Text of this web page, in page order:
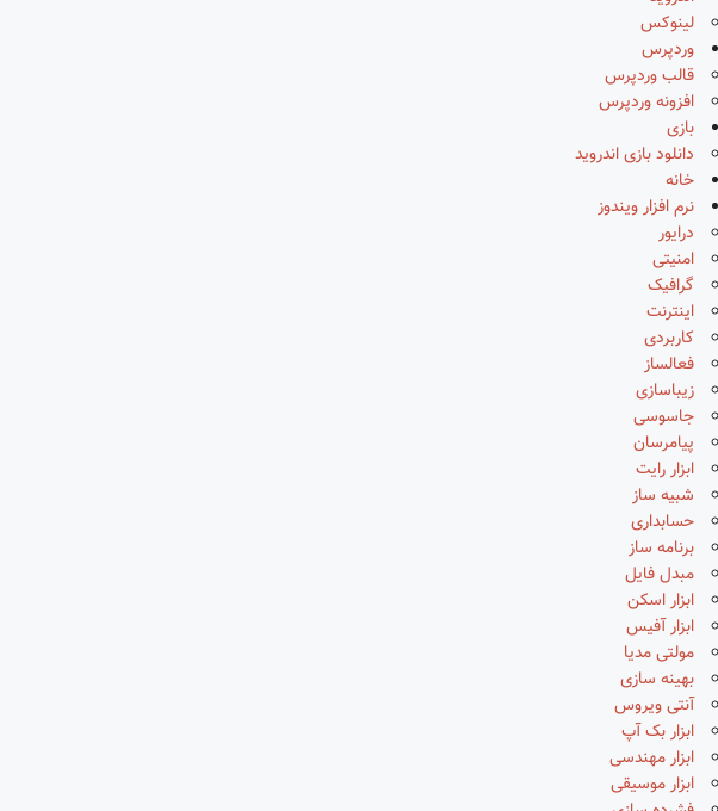
لینوکس
وردپرس
قالب وردپرس
افزونه وردپرس
بازی
دانلود بازی اندروید
خانه
نرم افزار ویندوز
درایور
امنیتی
گرافیک
اینترنت
کاربردی
فعالساز
زیباسازی
جاسوسی
پیامرسان
ابزار رایت
شبیه ساز
حسابداری
برنامه ساز
مبدل فایل
ابزار اسکن
ابزار آفیس
مولتی مدیا
بهینه سازی
آنتی ویروس
ابزار بک آپ
ابزار مهندسی
ابزار موسیقی